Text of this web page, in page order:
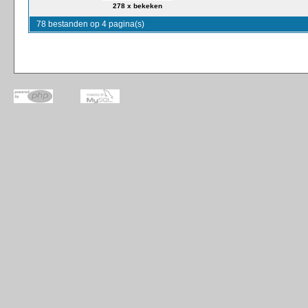
278 x bekeken
78 bestanden op 4 pagina(s)